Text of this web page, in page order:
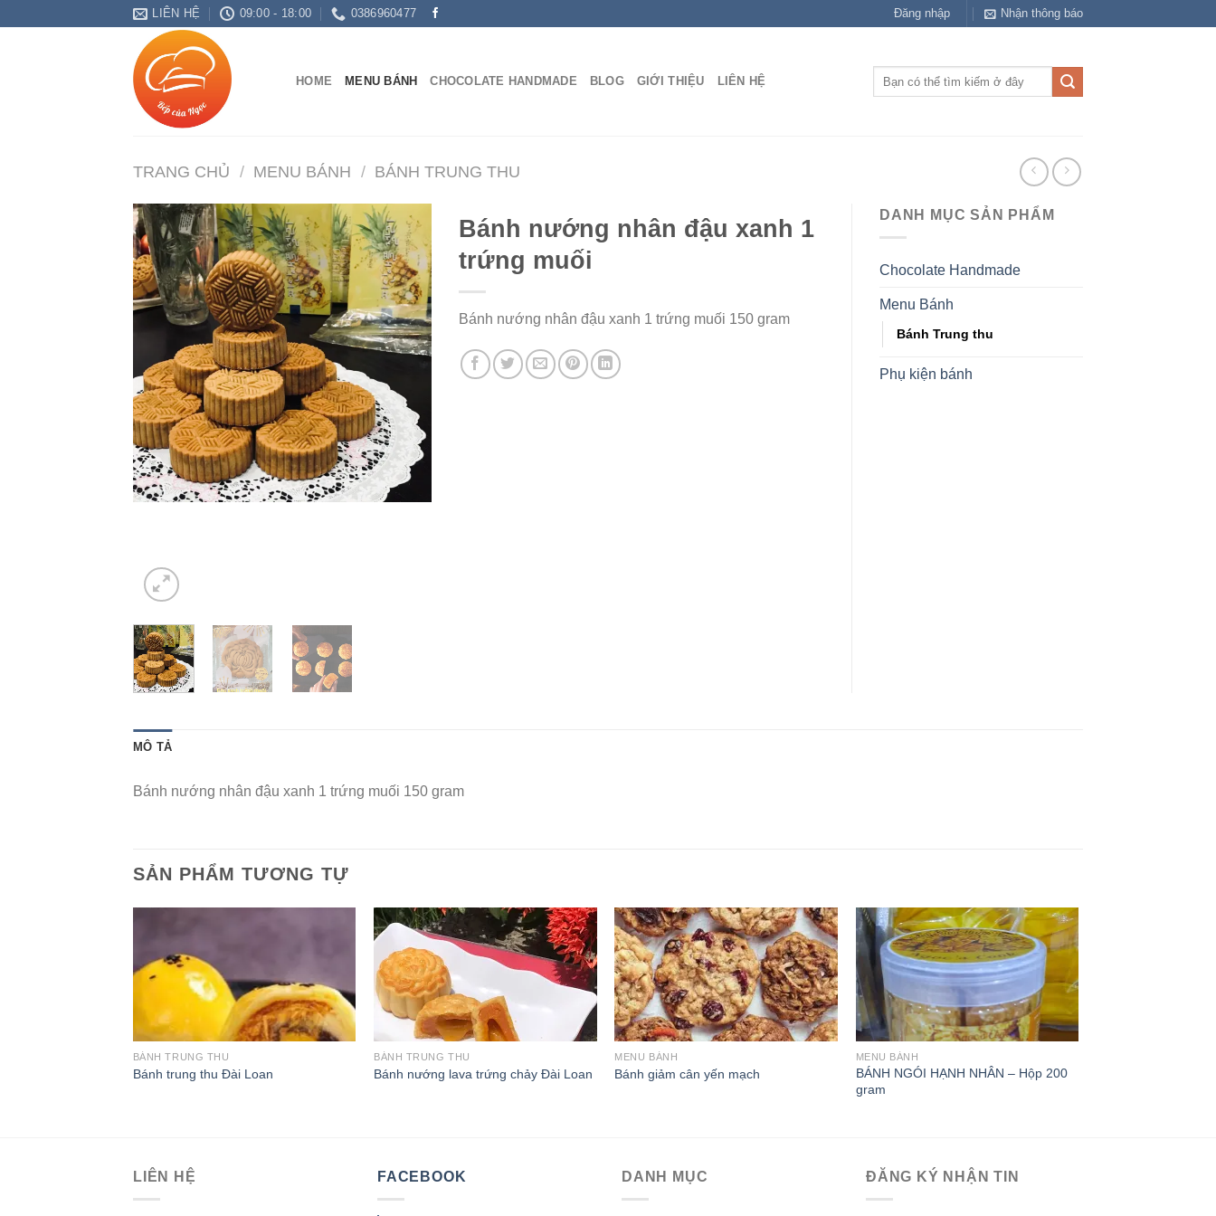
LIÊN HỆ 09:00 - 18:00 0386960477 Đăng nhập Nhận thông báo
HOME MENU BÁNH CHOCOLATE HANDMADE BLOG GIỚI THIỆU LIÊN HỆ
kiếm:
TRANG CHỦ / MENU BÁNH / BÁNH TRUNG THU
Bánh nướng nhân đậu xanh 1
trứng muối
Bánh nướng nhân đậu xanh 1 trứng muối 150 gram
DANH MỤC SẢN PHẨM
Chocolate Handmade
Menu Bánh
Bánh Trung thu
Phụ kiện bánh
MÔ TẢ
Bánh nướng nhân đậu xanh 1 trứng muối 150 gram
SẢN PHẨM TƯƠNG TỰ
BÁNH TRUNG THU
Bánh trung thu Đài Loan
BÁNH TRUNG THU
Bánh nướng lava trứng chảy Đài Loan
MENU BÁNH
Bánh giảm cân yến mạch
MENU BÁNH
BÁNH NGÓI HẠNH NHÂN – Hộp 200
gram
LIÊN HỆ FACEBOOK DANH MỤC ĐĂNG KÝ NHẬN TIN